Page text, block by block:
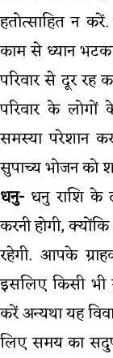
हतोत्साहित न
काम से ध्यान
परिवार से दूर रह
परिवार के
समस्या परेशान
सुपाच्य भोजन को
धनु-धनु राशि के
करनी होगी,
रहेगी. आपके
इसलिए किसी भी
करें अन्यथा यह
लिए समय का